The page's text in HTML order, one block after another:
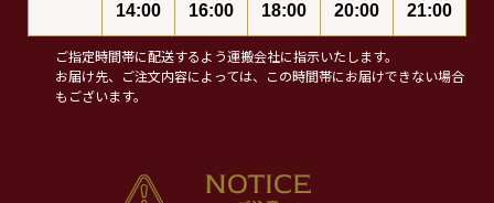
14:00
16:00
18:00
20:00
21:00
ご指定時間帯に配送するよう運搬会社に指示いたします。
お届け先、ご注文内容によっては、この時間帯にお届けできない場合
もございます。